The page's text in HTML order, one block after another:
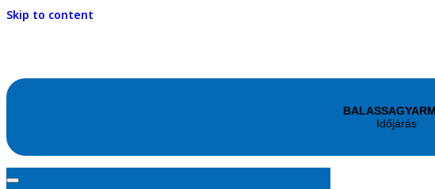
Skip to content